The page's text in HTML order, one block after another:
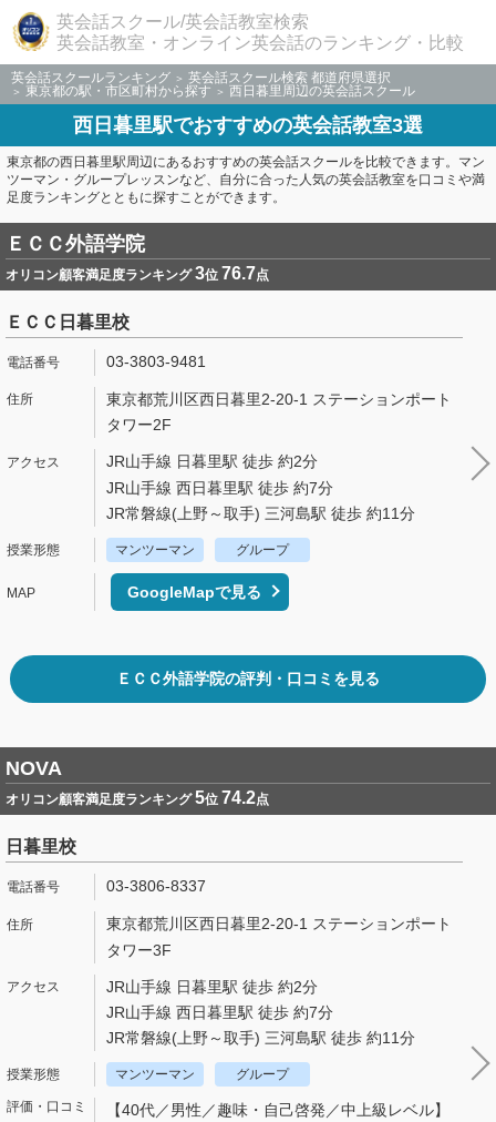
英会話スクール/英会話教室検索
英会話教室・オンライン英会話のランキング・比較
英会話スクールランキング
英会話スクール検索 都道府県選択
東京都の駅・市区町村から探す
西日暮里周辺の英会話スクール
西日暮里駅でおすすめの英会話教室3選
東京都の西日暮里駅周辺にあるおすすめの英会話スクールを比較できます。マン
ツーマン・グループレッスンなど、自分に合った人気の英会話教室を口コミや満
足度ランキングとともに探すことができます。
ＥＣＣ外語学院
オリコン顧客満足度ランキング3位 76.7点
ＥＣＣ日暮里校
03-3803-9481
東京都荒川区西日暮里2-20-1 ステーションポート
タワー2F
JR山手線 日暮里駅 徒歩 約2分
JR山手線 西日暮里駅 徒歩 約7分
JR常磐線(上野～取手) 三河島駅 徒歩 約11分
マンツーマン グループ
GoogleMapで見る
ＥＣＣ外語学院の評判・口コミを見る
NOVA
オリコン顧客満足度ランキング5位 74.2点
日暮里校
03-3806-8337
東京都荒川区西日暮里2-20-1 ステーションポート
タワー3F
JR山手線 日暮里駅 徒歩 約2分
JR山手線 西日暮里駅 徒歩 約7分
JR常磐線(上野～取手) 三河島駅 徒歩 約11分
マンツーマン グループ
【40代／男性／趣味・自己啓発／中上級レベル】